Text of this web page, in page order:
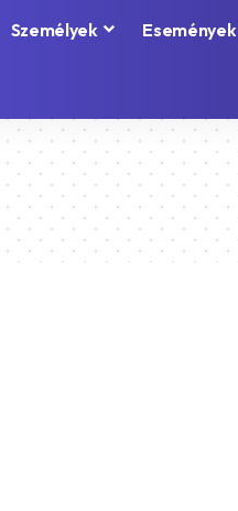
Személyek Események